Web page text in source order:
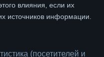
влияния, если их
источников информации.